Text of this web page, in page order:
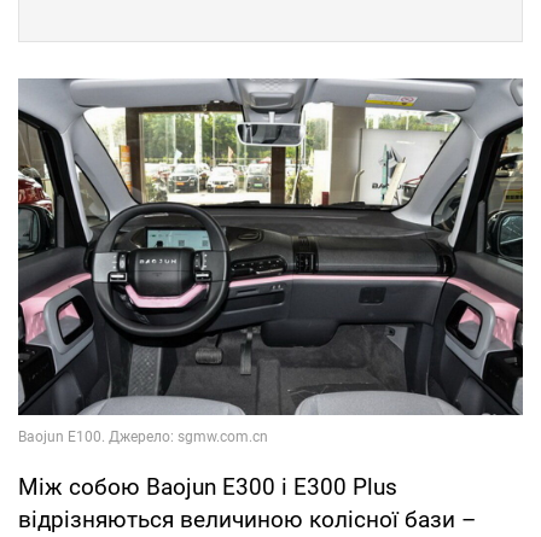
Між собою Baojun E300 і Е300 Plus
відрізняються величиною колісної бази –